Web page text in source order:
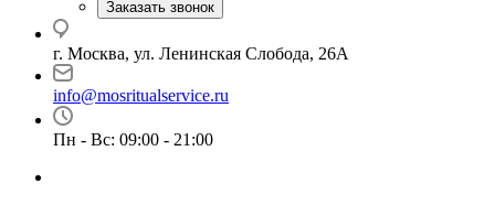
Заказать звонок
г. Москва, ул. Ленинская Слобода, 26А
info@mosritualservice.ru
Пн - Вс: 09:00 - 21:00